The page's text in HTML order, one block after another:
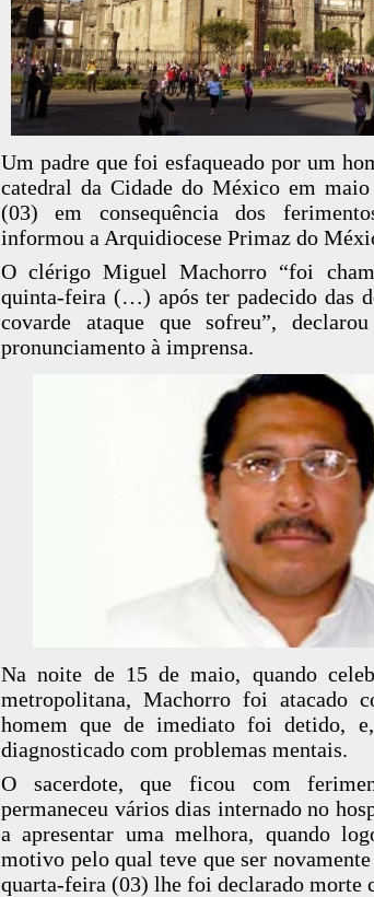
Um padre que foi esfaqueado por um
catedral da Cidade do México em
(03) em consequência dos
informou a Arquidiocese Primaz do
O clérigo Miguel Machorro “foi
quinta-feira (…) após ter padecido das
covarde ataque que sofreu”,
pronunciamento à imprensa.
Na noite de 15 de maio, quando
metropolitana, Machorro foi atacado
homem que de imediato foi detido,
diagnosticado com problemas mentais.
O sacerdote, que ficou com
permaneceu vários dias internado no
a apresentar uma melhora, quando
motivo pelo qual teve que ser
quarta-feira (03) lhe foi declarado morte